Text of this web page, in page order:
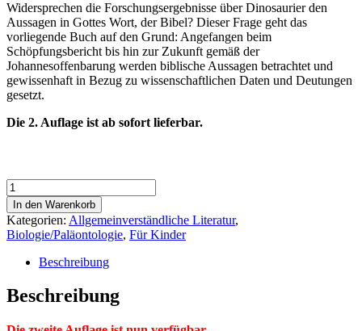
Widersprechen die Forschungsergebnisse über Dinosaurier den
Aussagen in Gottes Wort, der Bibel? Dieser Frage geht das
vorliegende Buch auf den Grund: Angefangen beim
Schöpfungsbericht bis hin zur Zukunft gemäß der
Johannesoffenbarung werden biblische Aussagen betrachtet und
gewissenhaft in Bezug zu wissenschaftlichen Daten und Deutungen
gesetzt.
Die 2. Auflage ist ab sofort lieferbar.
Dinosaurier
und
die
Bibel
Menge
In den Warenkorb
Kategorien: Allgemeinverständliche Literatur,
Biologie/Paläontologie, Für Kinder
Beschreibung
Beschreibung